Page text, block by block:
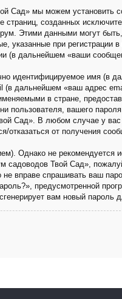
Сад» мы можем
страниц, созданных
Этими данными могут
указанные при
(в дальнейшем «ваши
идентифицируемое имя
(в дальнейшем «ваш адрес
в стране,
вашего
Сад». В любом случае у
отказаться от получения
Однако не рекомендуется
Твой Сад»,
вправе спрашивать ваш
предусмотренной
вам новый пароль